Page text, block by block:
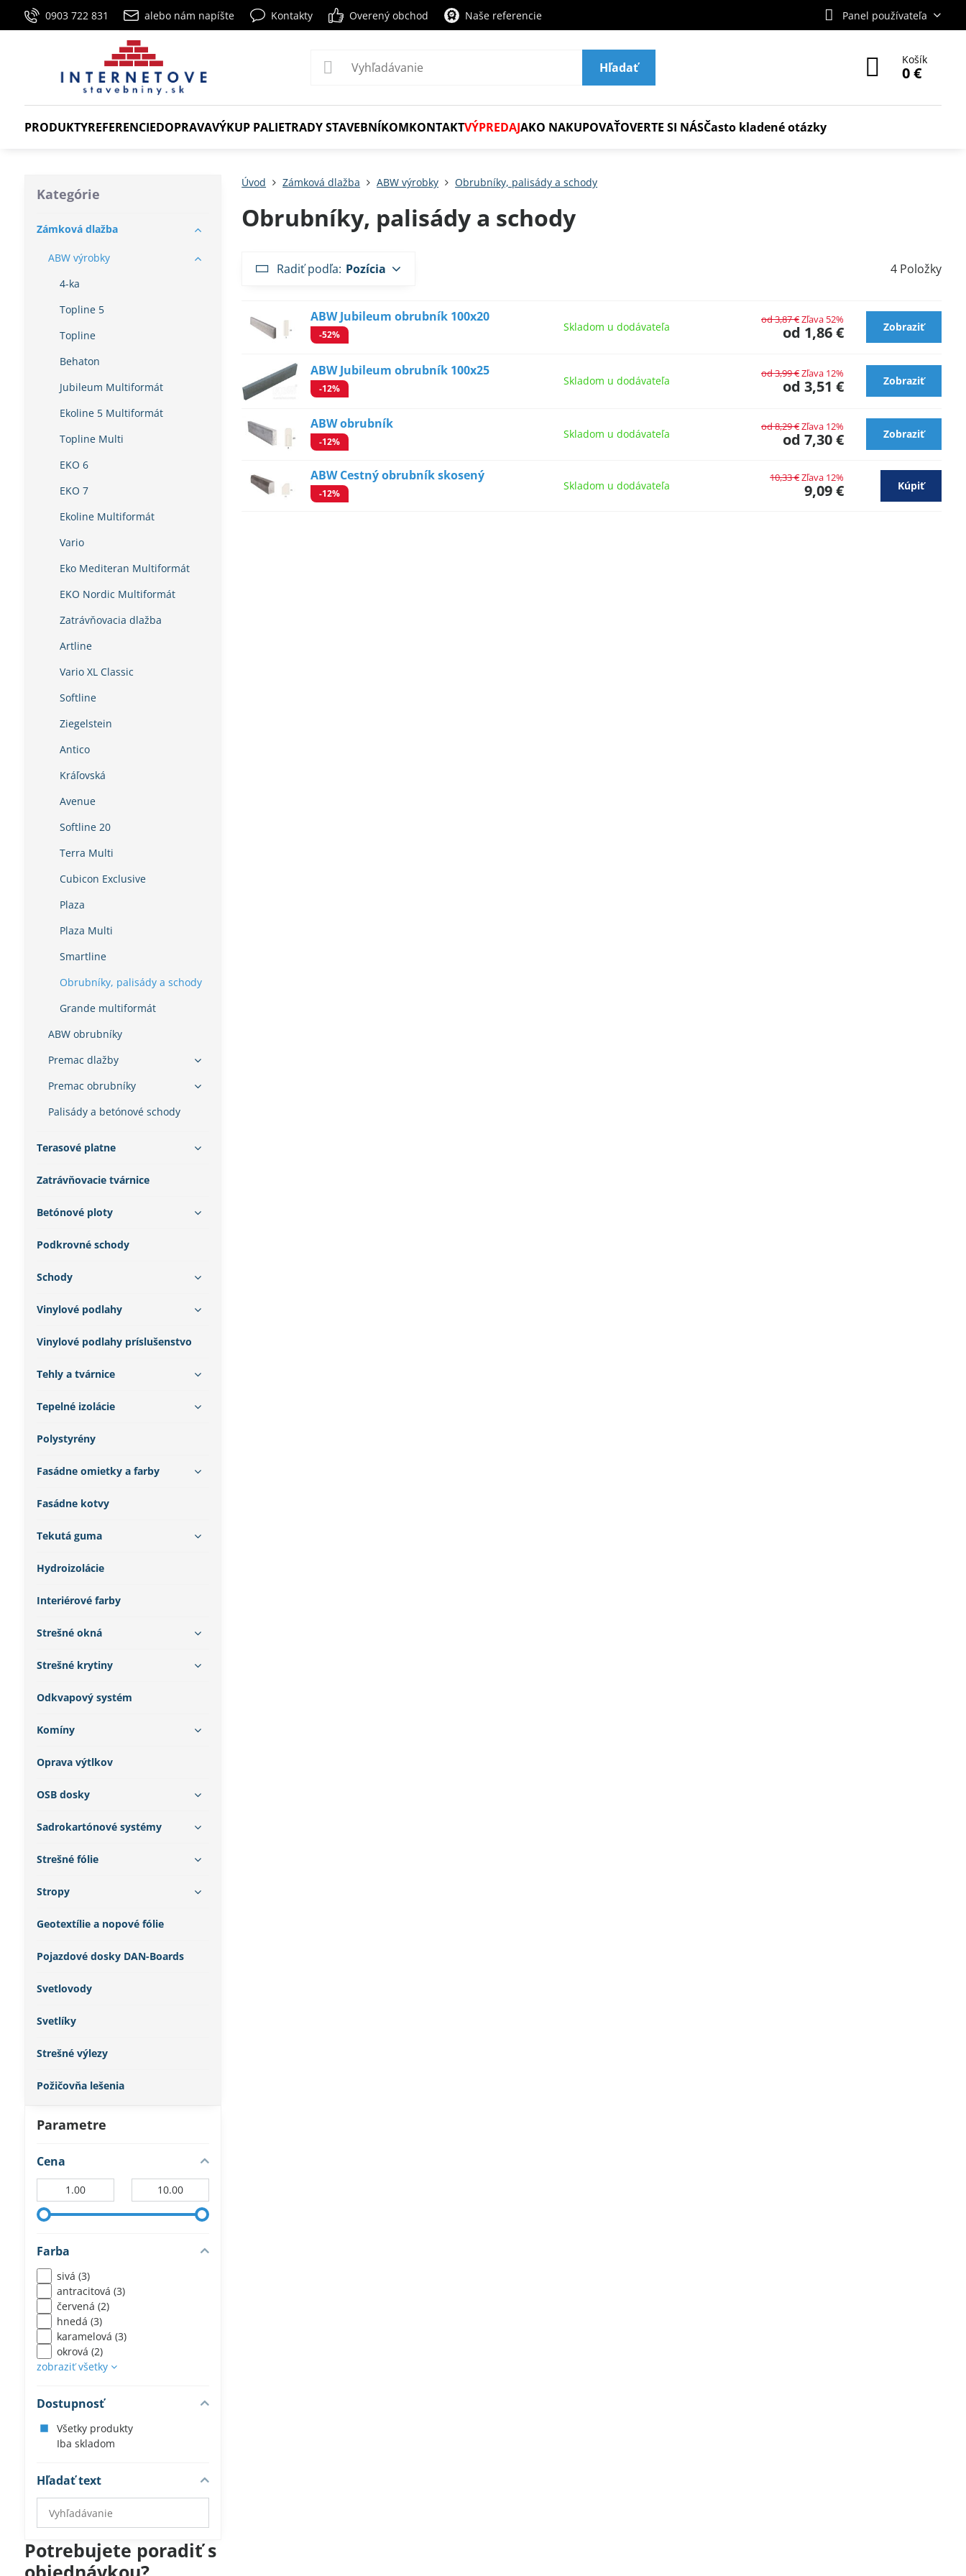
0903 722 831 alebo nám napíšte Kontakty Overený obchod Naše referencie Panel používateľa
Hľadať
Košík
0 €
PRODUKTYREFERENCIEDOPRAVAVÝKUP PALIETRADY STAVEBNÍKOMKONTAKTVÝPREDAJAKO NAKUPOVAŤOVERTE SI NÁSČasto kladené otázky
Úvod Zámková dlažba ABW výrobky Obrubníky, palisády a schody
Obrubníky, palisády a schody
Radiť podľa: Pozícia 4 Položky
ABW Jubileum obrubník 100x20
-52%
Skladom u dodávateľa od 1,86 €
od 3,87 €Zľava 52%
Zobraziť
ABW Jubileum obrubník 100x25
-12%
Skladom u dodávateľa od 3,51 €
od 3,99 €Zľava 12%
Zobraziť
ABW obrubník
-12%
Skladom u dodávateľa od 7,30 €
od 8,29 €Zľava 12%
Zobraziť
ABW Cestný obrubník skosený
-12%
Skladom u dodávateľa 9,09 €
10,33 €Zľava 12%
Kúpiť
Parametre
Cena
Farba
sivá (3)
antracitová (3)
červená (2)
hnedá (3)
karamelová (3)
okrová (2)
zobraziť všetky
Dostupnosť
Všetky produkty
Iba skladom
Hľadať text
Prehľadať
výsledky
fulltextom
Potrebujete poradiť s
Kategórie
Zámková dlažba
ABW výrobky
4-ka
Topline 5
Topline
Behaton
Jubileum Multiformát
Ekoline 5 Multiformát
Topline Multi
EKO 6
EKO 7
Ekoline Multiformát
Vario
Eko Mediteran Multiformát
EKO Nordic Multiformát
Zatrávňovacia dlažba
Artline
Vario XL Classic
Softline
Ziegelstein
Antico
Kráľovská
Avenue
Softline 20
Terra Multi
Cubicon Exclusive
Plaza
Plaza Multi
Smartline
Obrubníky, palisády a schody
Grande multiformát
ABW obrubníky
Premac dlažby
Premac obrubníky
Palisády a betónové schody
Terasové platne
Zatrávňovacie tvárnice
Betónové ploty
Podkrovné schody
Schody
Vinylové podlahy
Vinylové podlahy príslušenstvo
Tehly a tvárnice
Tepelné izolácie
Polystyrény
Fasádne omietky a farby
Fasádne kotvy
Tekutá guma
Hydroizolácie
Interiérové farby
Strešné okná
Strešné krytiny
Odkvapový systém
Komíny
Oprava výtlkov
OSB dosky
Sadrokartónové systémy
Strešné fólie
Stropy
Geotextílie a nopové fólie
Pojazdové dosky DAN-Boards
Svetlovody
Svetlíky
Strešné výlezy
Požičovňa lešenia